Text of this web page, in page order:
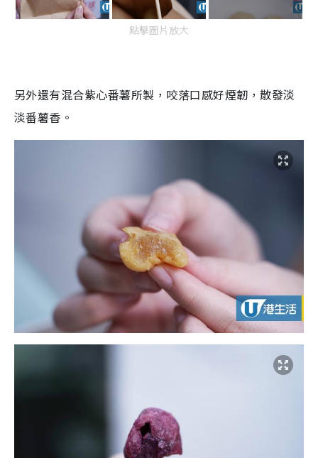
點擊圖片放大
另外還有混合紫心番薯所製，咬落口感好煙韌，散發淡
淡番薯香。